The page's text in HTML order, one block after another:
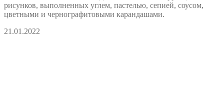
рисунков, выполненных углем, пастелью, сепией, соусом,
цветными и чернографитовыми карандашами.
21.01.2022